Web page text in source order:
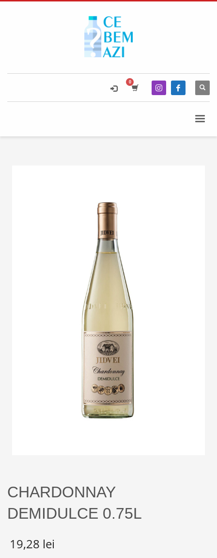
CHARDONNAY
DEMIDULCE 0.75L
19,28 lei